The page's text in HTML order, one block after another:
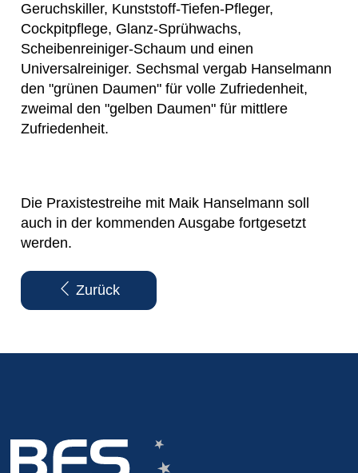
Geruchskiller, Kunststoff-Tiefen-Pfleger,
Cockpitpflege, Glanz-Sprühwachs,
Scheibenreiniger-Schaum und einen
Universalreiniger. Sechsmal vergab Hanselmann
den "grünen Daumen" für volle Zufriedenheit,
zweimal den "gelben Daumen" für mittlere
Zufriedenheit.
Die Praxistestreihe mit Maik Hanselmann soll
auch in der kommenden Ausgabe fortgesetzt
werden.
Zurück